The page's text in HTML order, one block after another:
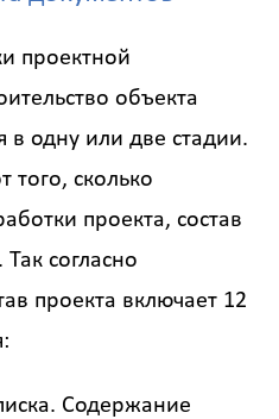
проектной
объекта
в одну или две стадии.
того, сколько
проекта, состав
согласно
проекта включает 12
Содержание